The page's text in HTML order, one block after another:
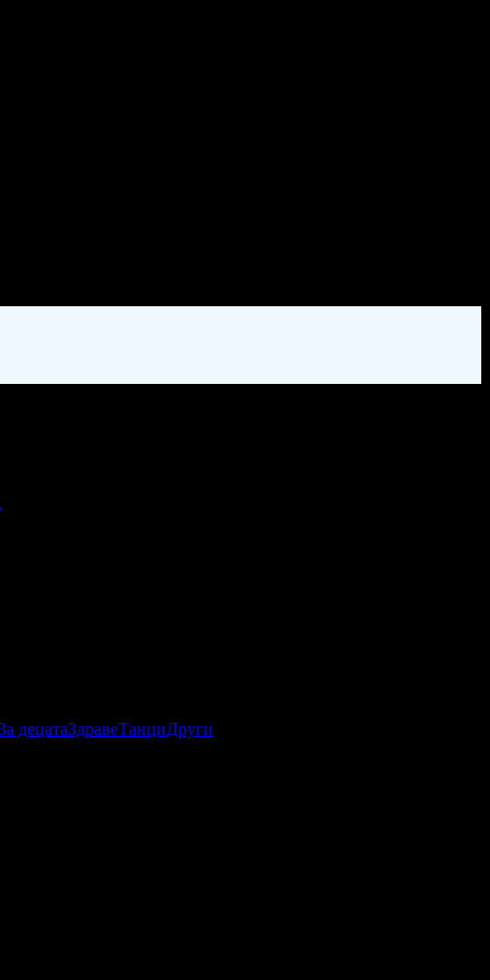
децатаЗдравеТанциДруги